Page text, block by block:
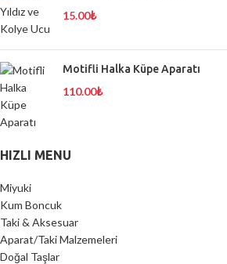
15.00₺
Motifli Halka Küpe Aparatı
110.00₺
HIZLI MENU
Miyuki
Kum Boncuk
Taki & Aksesuar
Aparat/Taki Malzemeleri
Doğal Taşlar